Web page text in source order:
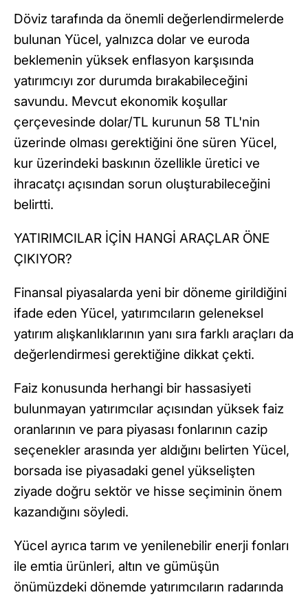
Döviz tarafında da önemli değerlendirmelerde
bulunan Yücel, yalnızca dolar ve euroda
beklemenin yüksek enflasyon karşısında
yatırımcıyı zor durumda bırakabileceğini
savundu. Mevcut ekonomik koşullar
çerçevesinde dolar/TL kurunun 58 TL'nin
üzerinde olması gerektiğini öne süren Yücel,
kur üzerindeki baskının özellikle üretici ve
ihracatçı açısından sorun oluşturabileceğini
belirtti.
YATIRIMCILAR İÇİN HANGİ ARAÇLAR ÖNE
ÇIKIYOR?
Finansal piyasalarda yeni bir döneme girildiğini
ifade eden Yücel, yatırımcıların geleneksel
yatırım alışkanlıklarının yanı sıra farklı araçları da
değerlendirmesi gerektiğine dikkat çekti.
Faiz konusunda herhangi bir hassasiyeti
bulunmayan yatırımcılar açısından yüksek faiz
oranlarının ve para piyasası fonlarının cazip
seçenekler arasında yer aldığını belirten Yücel,
borsada ise piyasadaki genel yükselişten
ziyade doğru sektör ve hisse seçiminin önem
kazandığını söyledi.
Yücel ayrıca tarım ve yenilenebilir enerji fonları
ile emtia ürünleri, altın ve gümüşün
önümüzdeki dönemde yatırımcıların radarında